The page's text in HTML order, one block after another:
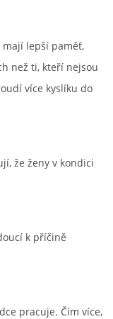
lepší paměť,
než ti, kteří nejsou
více kyslíku do
že ženy v kondici
k příčině
pracuje. Čím více,